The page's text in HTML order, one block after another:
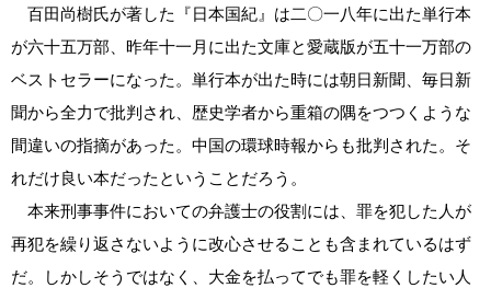
百田尚樹氏が著した『日本国紀』は二〇一八年に出た単行本
が六十五万部、昨年十一月に出た文庫と愛蔵版が五十一万部の
ベストセラーになった。単行本が出た時には朝日新聞、毎日新
聞から全力で批判され、歴史学者から重箱の隅をつつくような
間違いの指摘があった。中国の環球時報からも批判された。そ
れだけ良い本だったということだろう。
本来刑事事件においての弁護士の役割には、罪を犯した人が
再犯を繰り返さないように改心させることも含まれているはず
だ。しかしそうではなく、大金を払ってでも罪を軽くしたい人